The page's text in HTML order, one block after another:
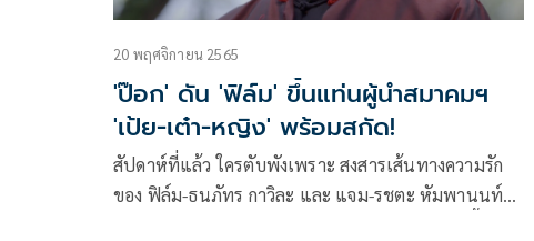
20 พฤศจิกายน 2565
'ป๊อก' ดัน 'ฟิล์ม' ขึ้นแท่นผู้นำสมาคมฯ
'เป้ย-เต๋า-หญิง' พร้อมสกัด!
สัปดาห์ที่แล้ว ใครตับพังเพราะ สงสารเส้นทางความรัก
ของ ฟิล์ม-ธนภัทร กาวิละ และ แจม-รชตะ หัมพานนท์